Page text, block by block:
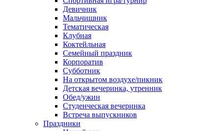
Девичник
Мальчишник
Тематическая
Клубная
Коктейльная
Семейный праздник
Корпоратив
Субботник
На открытом воздухе/пикник
Детская вечеринка, утренник
Обед/ужин
Студенческая вечеринка
Встреча выпускников
Праздники